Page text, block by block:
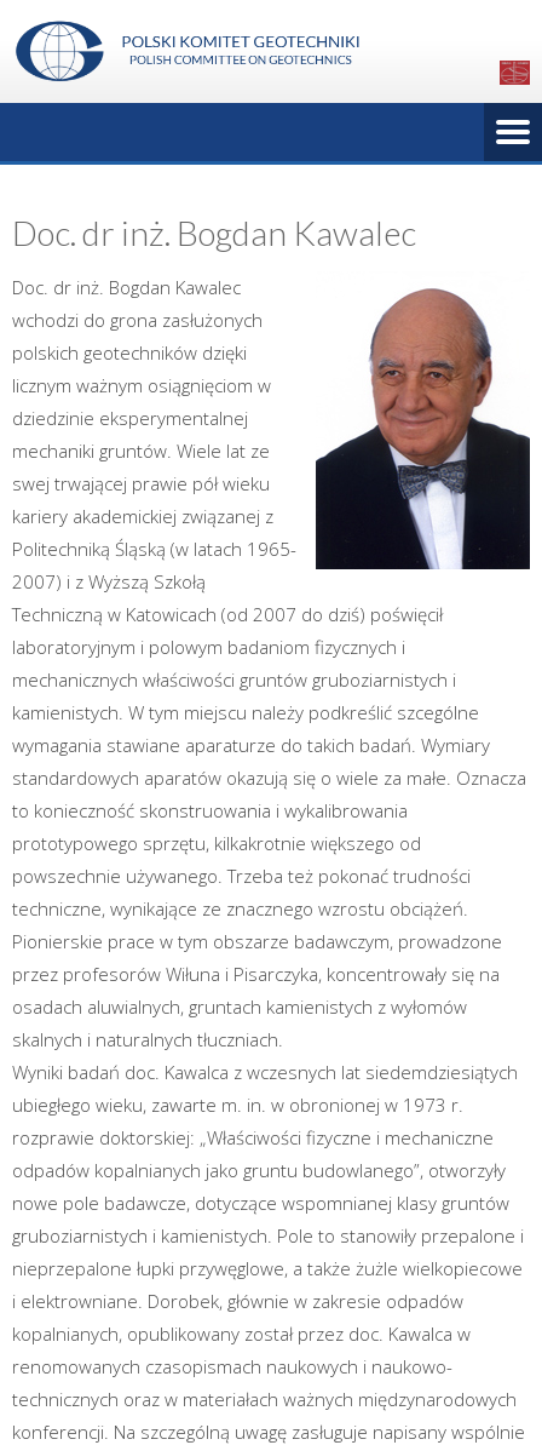
Doc. dr inż. Bogdan Kawalec
Doc. dr inż. Bogdan Kawalec
wchodzi do grona zasłużonych
polskich geotechników dzięki
licznym ważnym osiągnięciom w
dziedzinie eksperymentalnej
mechaniki gruntów. Wiele lat ze
swej trwającej prawie pół wieku
kariery akademickiej związanej z
Politechniką Śląską (w latach 1965-
2007) i z Wyższą Szkołą
Techniczną w Katowicach (od 2007 do dziś) poświęcił
laboratoryjnym i polowym badaniom fizycznych i
mechanicznych właściwości gruntów gruboziarnistych i
kamienistych. W tym miejscu należy podkreślić szcególne
wymagania stawiane aparaturze do takich badań. Wymiary
standardowych aparatów okazują się o wiele za małe. Oznacza
to konieczność skonstruowania i wykalibrowania
prototypowego sprzętu, kilkakrotnie większego od
powszechnie używanego. Trzeba też pokonać trudności
techniczne, wynikające ze znacznego wzrostu obciążeń.
Pionierskie prace w tym obszarze badawczym, prowadzone
przez profesorów Wiłuna i Pisarczyka, koncentrowały się na
osadach aluwialnych, gruntach kamienistych z wyłomów
skalnych i naturalnych tłuczniach.
Wyniki badań doc. Kawalca z wczesnych lat siedemdziesiątych
ubiegłego wieku, zawarte m. in. w obronionej w 1973 r.
rozprawie doktorskiej: „Właściwości fizyczne i mechaniczne
odpadów kopalnianych jako gruntu budowlanego”, otworzyły
nowe pole badawcze, dotyczące wspomnianej klasy gruntów
gruboziarnistych i kamienistych. Pole to stanowiły przepalone i
nieprzepalone łupki przywęglowe, a także żużle wielkopiecowe
i elektrowniane. Dorobek, głównie w zakresie odpadów
kopalnianych, opublikowany został przez doc. Kawalca w
renomowanych czasopismach naukowych i naukowo-
technicznych oraz w materiałach ważnych międzynarodowych
konferencji. Na szczególną uwagę zasługuje napisany wspólnie